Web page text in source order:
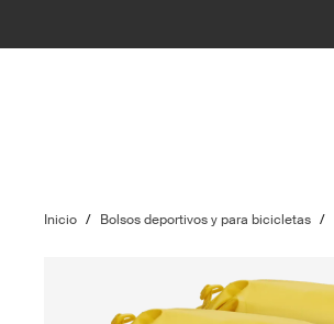
Inicio / Bolsos deportivos y para bicicletas /